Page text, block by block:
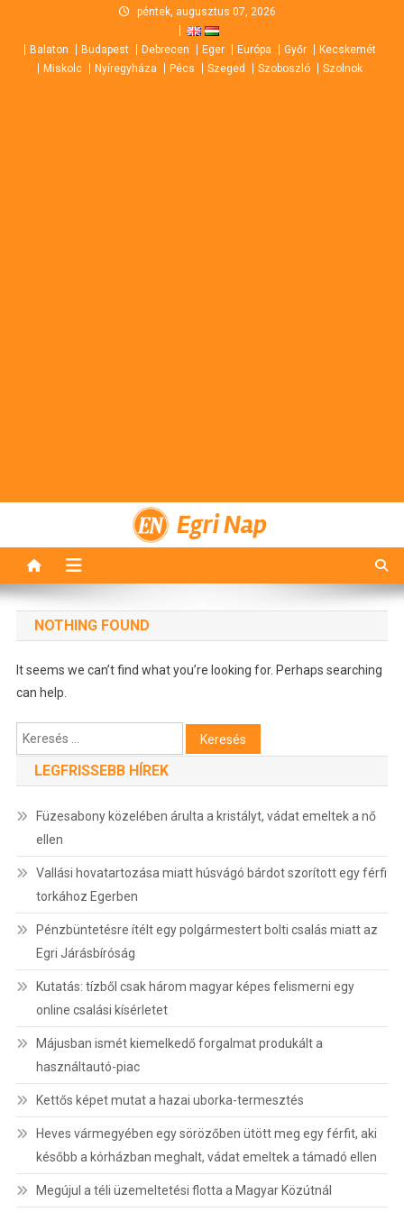
content
péntek, augusztus 07, 2026
Balaton Budapest Debrecen Eger Európa Győr
Kecskemét
Miskolc
Nyíregyháza Pécs Szeged Szoboszló Szolnok
Egri Nap
NOTHING FOUND
It seems we can’t find what you’re looking for. Perhaps searching
can help.
Keresés:
LEGFRISSEBB HÍREK
Füzesabony közelében árulta a kristályt, vádat emeltek a nő
ellen
Vallási hovatartozása miatt húsvágó bárdot szorított egy férfi
torkához Egerben
Pénzbüntetésre ítélt egy polgármestert bolti csalás miatt az
Egri Járásbíróság
Kutatás: tízből csak három magyar képes felismerni egy
online csalási kísérletet
Májusban ismét kiemelkedő forgalmat produkált a
használtautó-piac
Kettős képet mutat a hazai uborka-termesztés
Heves vármegyében egy sörözőben ütött meg egy férfit, aki
később a kórházban meghalt, vádat emeltek a támadó ellen
Megújul a téli üzemeltetési flotta a Magyar Közútnál